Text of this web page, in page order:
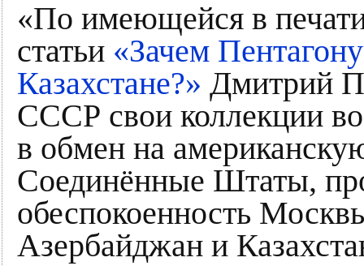
«По имеющейся в
статьи «Зачем
Казахстане?» Дмитрий
СССР свои коллекции
в обмен на
Соединённые Штаты,
обеспокоенность
Азербайджан и